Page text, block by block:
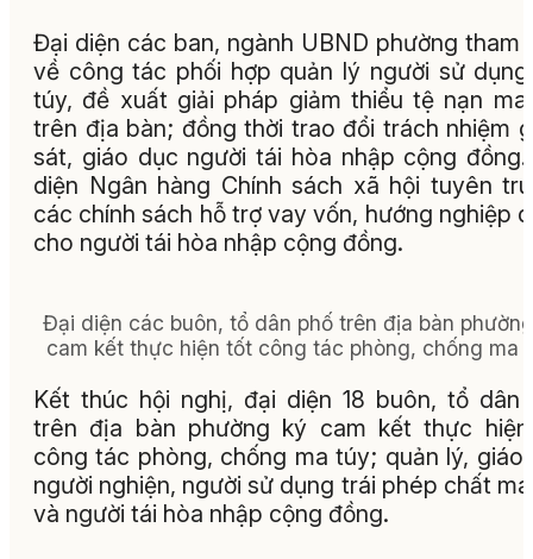
Đại diện các ban, ngành UBND phường tham
về công tác phối hợp quản lý người sử
túy, đề xuất giải pháp giảm thiểu tệ nạn
trên địa bàn; đồng thời trao đổi trách nhiệm
sát, giáo dục người tái hòa nhập cộng
diện Ngân hàng Chính sách xã hội tuyên
các chính sách hỗ trợ vay vốn, hướng nghiệp
cho người tái hòa nhập cộng đồng.
Đại diện các buôn, tổ dân phố trên địa bàn
cam kết thực hiện tốt công tác phòng, chống ma
Kết thúc hội nghị, đại diện 18 buôn, tổ dân
trên địa bàn phường ký cam kết thực
công tác phòng, chống ma túy; quản lý, giáo
người nghiện, người sử dụng trái phép chất
và người tái hòa nhập cộng đồng.